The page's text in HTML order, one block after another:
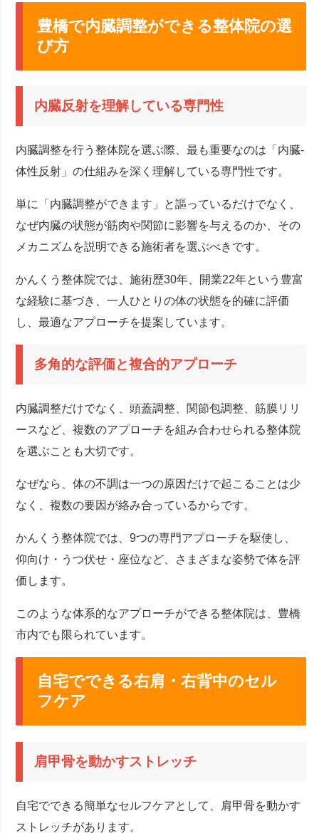
豊橋で内臓調整ができる整体院の選
び方
内臓反射を理解している専門性
内臓調整を行う整体院を選ぶ際、最も重要なのは「内臓-
体性反射」の仕組みを深く理解している専門性です。
単に「内臓調整ができます」と謳っているだけでなく、
なぜ内臓の状態が筋肉や関節に影響を与えるのか、その
メカニズムを説明できる施術者を選ぶべきです。
かんくう整体院では、施術歴30年、開業22年という豊富
な経験に基づき、一人ひとりの体の状態を的確に評価
し、最適なアプローチを提案しています。
多角的な評価と複合的アプローチ
内臓調整だけでなく、頭蓋調整、関節包調整、筋膜リリ
ースなど、複数のアプローチを組み合わせられる整体院
を選ぶことも大切です。
なぜなら、体の不調は一つの原因だけで起こることは少
なく、複数の要因が絡み合っているからです。
かんくう整体院では、9つの専門アプローチを駆使し、
仰向け・うつ伏せ・座位など、さまざまな姿勢で体を評
価します。
このような体系的なアプローチができる整体院は、豊橋
市内でも限られています。
自宅でできる右肩・右背中のセル
フケア
肩甲骨を動かすストレッチ
自宅でできる簡単なセルフケアとして、肩甲骨を動かす
ストレッチがあります。